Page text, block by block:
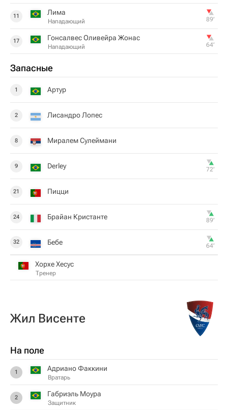
11 Лима
Нападающий 89‎’‎
17 Гонсалвес Оливейра Жонас
Нападающий 64‎’‎
Запасные
1 Артур
2 Лисандро Лопес
8 Миралем Сулеймани
9 Derley 72‎’‎
21 Пицци
24 Брайан Кристанте 89‎’‎
32 Бебе 64‎’‎
Хорхе Хесус
Тренер
Жил Висенте
На поле
1 Адриано Факкини
Вратарь
2 Габриэль Моура
Защитник